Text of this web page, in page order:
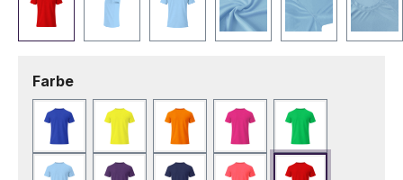
Farbeauswählen
Blau Fluor GelbFluor OrangeFuchsie Grün